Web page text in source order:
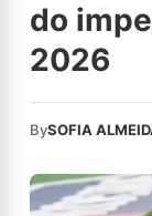
do
2026
BySOFIA